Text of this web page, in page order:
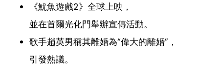
《魷魚遊戲2》全球上映，
並在首爾光化門舉辦宣傳活動。
歌手趙英男稱其離婚為“偉大的離婚”，
引發熱議。